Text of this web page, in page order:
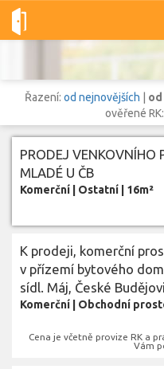
Dobré-nemovitosti.cz
Řazení: od nejnovějších
ověřené RK:
PRODEJ VENKOVNÍHO
MLADÉ U ČB
Komerční Ostatní 16m²
K prodeji, komerční
v přízemí bytového
sídl. Máj, České
Komerční Obchodní
Cena je včetně provize RK a
Vám